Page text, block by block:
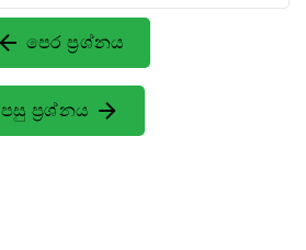
පෙර ප්‍රශ්නය
පසු ප්‍රශ්නය